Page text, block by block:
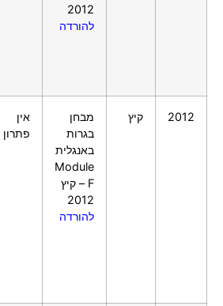
2012
להורדה
2012 קיץ
מבחן
בגרות
באנגלית
Module
F – קיץ
2012
להורדה
אין
פתרון